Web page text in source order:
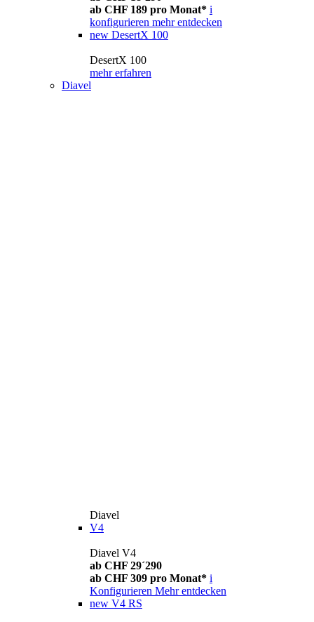
ab CHF 189 pro Monat* i
konfigurieren mehr entdecken
new DesertX 100
DesertX 100
mehr erfahren
Diavel
Diavel
V4
Diavel V4
ab CHF 29´290
ab CHF 309 pro Monat* i
Konfigurieren Mehr entdecken
new V4 RS